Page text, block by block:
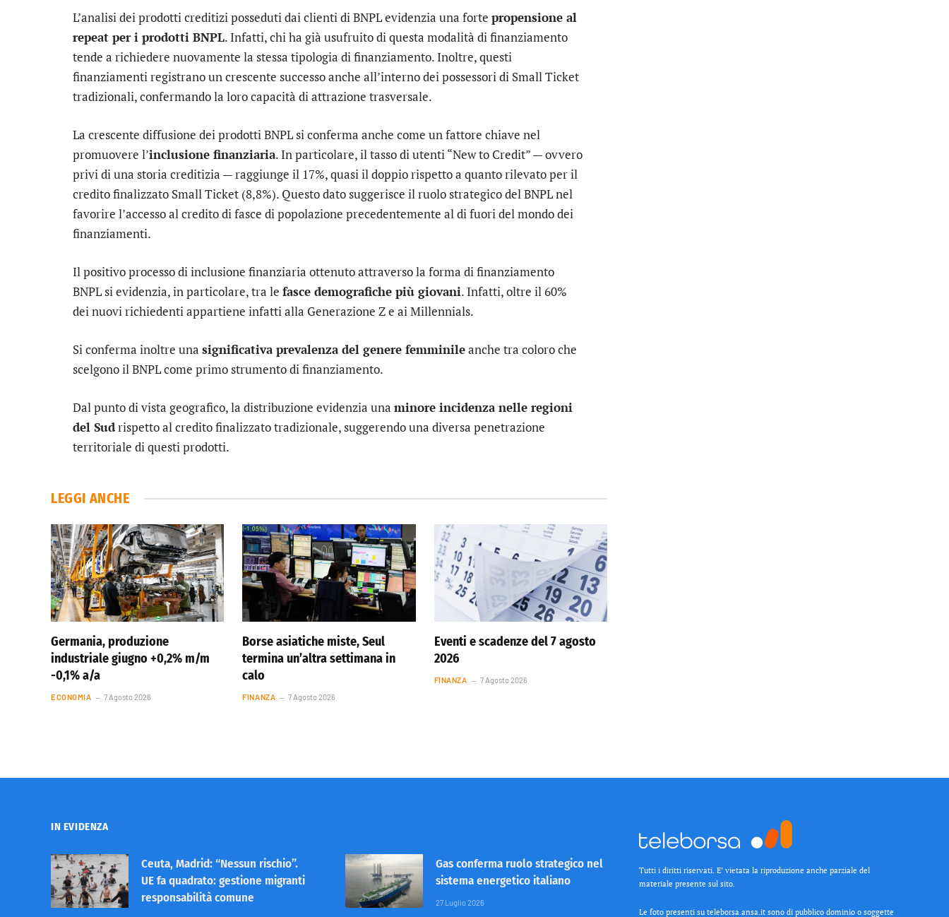
L’analisi dei prodotti creditizi posseduti dai clienti di BNPL evidenzia una forte propensione al
repeat per i prodotti BNPL. Infatti, chi ha già usufruito di questa modalità di finanziamento
tende a richiedere nuovamente la stessa tipologia di finanziamento. Inoltre, questi
finanziamenti registrano un crescente successo anche all’interno dei possessori di Small Ticket
tradizionali, confermando la loro capacità di attrazione trasversale.
La crescente diffusione dei prodotti BNPL si conferma anche come un fattore chiave nel
promuovere l’inclusione finanziaria. In particolare, il tasso di utenti “New to Credit” — ovvero
privi di una storia creditizia — raggiunge il 17%, quasi il doppio rispetto a quanto rilevato per il
credito finalizzato Small Ticket (8,8%). Questo dato suggerisce il ruolo strategico del BNPL nel
favorire l’accesso al credito di fasce di popolazione precedentemente al di fuori del mondo dei
finanziamenti.
Il positivo processo di inclusione finanziaria ottenuto attraverso la forma di finanziamento
BNPL si evidenzia, in particolare, tra le fasce demografiche più giovani. Infatti, oltre il 60%
dei nuovi richiedenti appartiene infatti alla Generazione Z e ai Millennials.
Si conferma inoltre una significativa prevalenza del genere femminileanche tra coloro che
scelgono il BNPL come primo strumento di finanziamento.
Dal punto di vista geografico, la distribuzione evidenzia una minore incidenza nelle regioni
del Sudrispetto al credito finalizzato tradizionale, suggerendo una diversa penetrazione
territoriale di questi prodotti.
LEGGI ANCHE
Germania, produzione
industriale giugno +0,2% m/m
-0,1% a/a
ECONOMIA 7 Agosto 2026
Borse asiatiche miste, Seul
termina un’altra settimana in
calo
FINANZA 7 Agosto 2026
Eventi e scadenze del 7 agosto
2026
FINANZA 7 Agosto 2026
IN EVIDENZA
Ceuta, Madrid: “Nessun rischio”.
UE fa quadrato: gestione migranti
responsabilità comune
Gas conferma ruolo strategico nel
sistema energetico italiano
27 Luglio 2026
Tutti i diritti riservati. E’ vietata la riproduzione anche parziale del
materiale presente sul sito.
Le foto presenti su teleborsa.ansa.it sono di pubblico dominio o soggette